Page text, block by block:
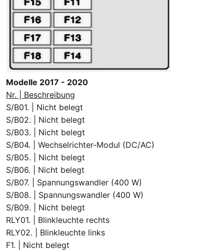
Modelle 2017 - 2020
Nr. | Beschreibung
S/B01. | Nicht belegt
S/B02. | Nicht belegt
S/B03. | Nicht belegt
S/B04. | Wechselrichter-Modul (DC/AC)
S/B05. | Nicht belegt
S/B06. | Nicht belegt
S/B07. | Spannungswandler (400 W)
S/B08. | Spannungswandler (400 W)
S/B09. | Nicht belegt
RLY01. | Blinkleuchte rechts
RLY02. | Blinkleuchte links
F1. | Nicht belegt